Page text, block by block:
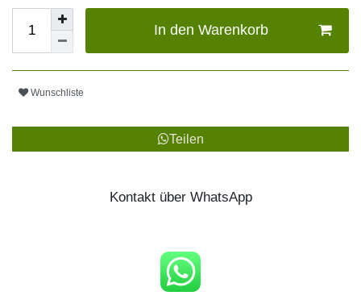
In den Warenkorb
Wunschliste
Teilen
Kontakt über WhatsApp